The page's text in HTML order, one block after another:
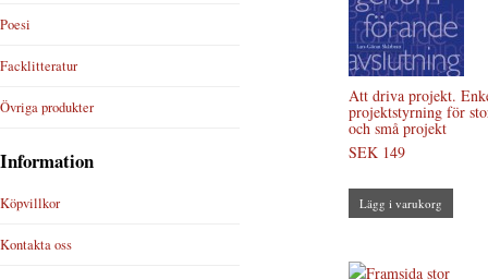
Att driva projekt.
projektstyrning för
och små projekt
SEK 149
Lägg i varukorg
Poesi
Facklitteratur
Övriga produkter
Information
Köpvillkor
Kontakta oss